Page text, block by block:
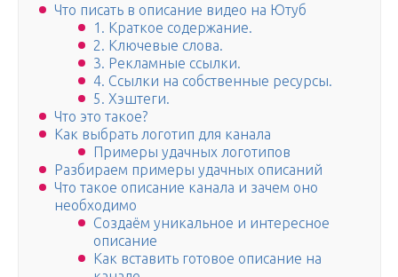
Что писать в описание видео на Ютуб
1. Краткое содержание.
2. Ключевые слова.
3. Рекламные ссылки.
4. Ссылки на собственные ресурсы.
5. Хэштеги.
Что это такое?
Как выбрать логотип для канала
Примеры удачных логотипов
Разбираем примеры удачных описаний
Что такое описание канала и зачем оно
необходимо
Создаём уникальное и интересное
описание
Как вставить готовое описание на